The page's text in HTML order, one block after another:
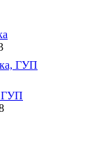
ГУП
ГУП